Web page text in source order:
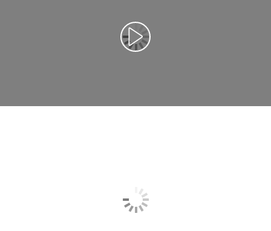
Reproduciraj videozapis